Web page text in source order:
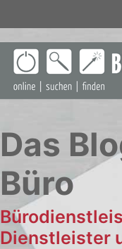
Inhalt
springen
Das
Büro
Dienstleister